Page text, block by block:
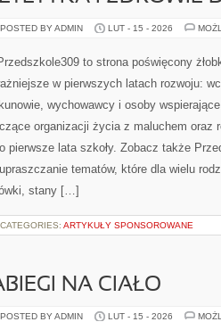
POSTED BY ADMIN LUT - 15 - 2026
to strona poświęcony
w pierwszych latach rozwoju:
wychowawcy i osoby
organizacji życia z maluchem oraz
pierwsze lata szkoły. Zobacz także
tematów, które dla wielu
stany […]
CATEGORIES: ARTYKUŁY SPONSOROWANE
NA CIAŁO
POSTED BY ADMIN LUT - 15 - 2026